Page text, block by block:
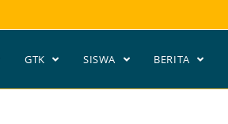
GTK SISWA BERITA